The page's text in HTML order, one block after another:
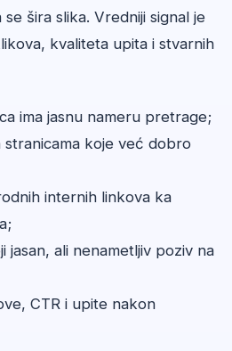
šira slika. Vredniji signal je
kvaliteta upita i stvarnih
ima jasnu nameru pretrage;
stranicama koje već dobro
internih linkova ka
jasan, ali nenametljiv poziv na
CTR i upite nakon